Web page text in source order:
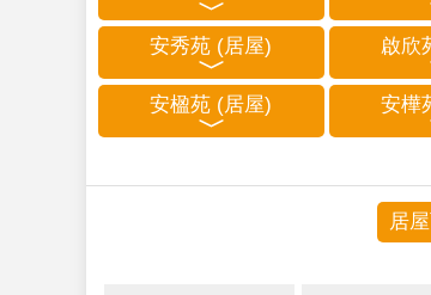
安秀苑 (居屋) 啟欣
安楹苑 (居屋) 安樺
居